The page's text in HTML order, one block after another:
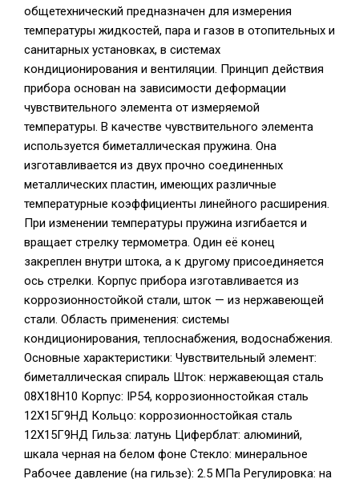
общетехнический предназначен для измерения
температуры жидкостей, пара и газов в отопительных и
санитарных установках, в системах
кондиционирования и вентиляции. Принцип действия
прибора основан на зависимости деформации
чувствительного элемента от измеряемой
температуры. В качестве чувствительного элемента
используется биметаллическая пружина. Она
изготавливается из двух прочно соединенных
металлических пластин, имеющих различные
температурные коэффициенты линейного расширения.
При изменении температуры пружина изгибается и
вращает стрелку термометра. Один её конец
закреплен внутри штока, а к другому присоединяется
ось стрелки. Корпус прибора изготавливается из
коррозионностойкой стали, шток — из нержавеющей
стали. Область применения: системы
кондиционирования, теплоснабжения, водоснабжения.
Основные характеристики: Чувствительный элемент:
биметаллическая спираль Шток: нержавеющая сталь
08Х18Н10 Корпус: IP54, коррозионностойкая сталь
12Х15Г9НД Кольцо: коррозионностойкая сталь
12Х15Г9НД Гильза: латунь Циферблат: алюминий,
шкала черная на белом фоне Стекло: минеральное
Рабочее давление (на гильзе): 2.5 МПа Регулировка: на